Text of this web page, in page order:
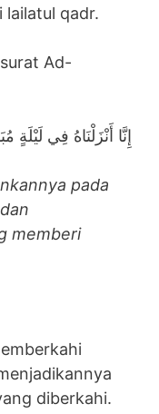
qadr.
Ad-
إِنَّا أَنْزَلْنَاهُ فِي لَيْلَةٍ
pada
memberi
diberkahi.